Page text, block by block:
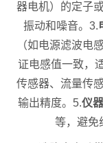
器电机）的定子
振动和噪音。3.
（如电源滤波电
证电感值一致，
传感器、流量传
输出精度。5.仪
等，避免